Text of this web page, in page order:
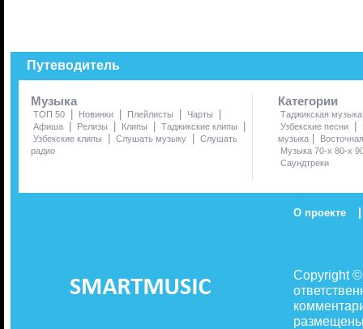
Путеводитель
Музыка
ТОП 50 | Новинки | Плейлисты | Чарты |
Афиша | Релизы | Клипы | Таджикские клипы |
Узбекские клипы | Слушать музыку | Слушать
радио
Категории
Таджикская музыка
Узбекские песни
|
музыка |
Музыка 70-х 80-х
Саундтреки
О проекте |
Copyright
размещены